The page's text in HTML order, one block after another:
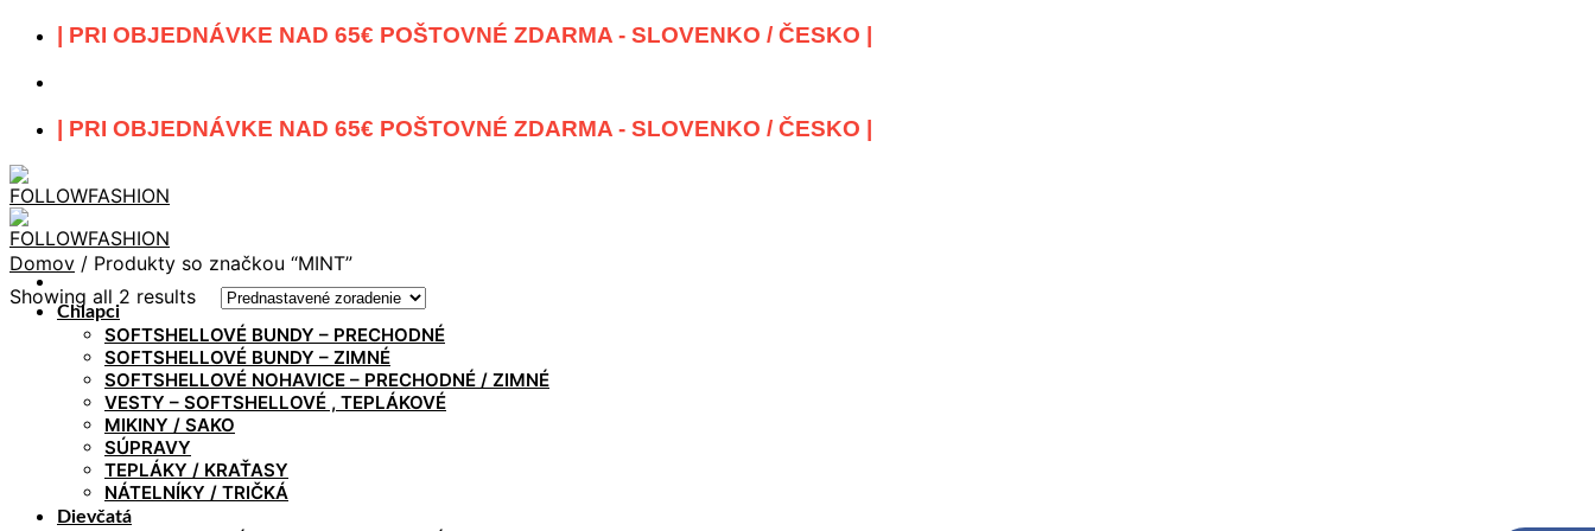
Skip
content
| PRI OBJEDNÁVKE NAD 65€ POŠTOVNÉ ZDARMA - SLOVENKO / ČESKO |
| PRI OBJEDNÁVKE NAD 65€ POŠTOVNÉ ZDARMA - SLOVENKO / ČESKO |
Chlapci
SOFTSHELLOVÉ BUNDY – PRECHODNÉ
SOFTSHELLOVÉ BUNDY – ZIMNÉ
SOFTSHELLOVÉ NOHAVICE – PRECHODNÉ / ZIMNÉ
VESTY – SOFTSHELLOVÉ , TEPLÁKOVÉ
MIKINY / SAKO
SÚPRAVY
TEPLÁKY / KRAŤASY
NÁTELNÍKY / TRIČKÁ
Dievčatá
Domov / Produkty so značkou “MINT”
Showing all 2 results